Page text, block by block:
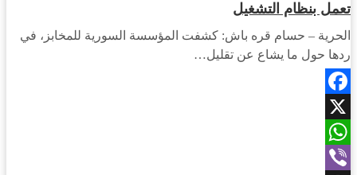
تعمل بنظام التشغيل
الحرية – حسام قره باش: كشفت المؤسسة السورية للمخابز، في
ردها حول ما يشاع عن تقليل…
Facebook
X
WhatsApp